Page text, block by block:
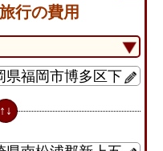
行の費用